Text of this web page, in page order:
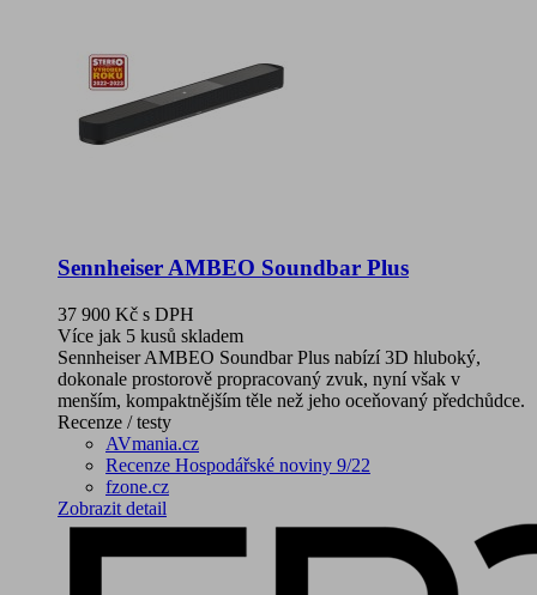
Sennheiser AMBEO Soundbar Plus
37 900 Kč s DPH
Více jak 5 kusů skladem
Sennheiser AMBEO Soundbar Plus nabízí 3D hluboký,
dokonale prostorově propracovaný zvuk, nyní však v
menším, kompaktnějším těle než jeho oceňovaný předchůdce.
Recenze / testy
AVmania.cz
Recenze Hospodářské noviny 9/22
fzone.cz
Zobrazit detail